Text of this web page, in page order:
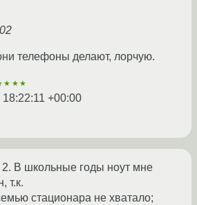
телефоны делают, лорчую.
+00:00
В школьные годы ноут мне
т.к.
стационара не хватало;